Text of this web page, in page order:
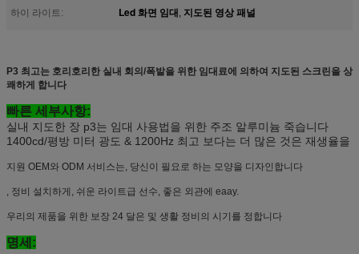
하이 라이트:
Led 화면 임대, 지도된 영상 패널
P3 최고는 호리호리한 실내 회의/폭발을 위한 임대료에 의하여 지도된 스크린을 상
쾌하게 합니다
빠른 세부사항:
실내 지도한 장 p3는 임대 사용법을 위한 주조 알루미늄 죽습니다
1400cd/평방 미터 광도 & 1200Hz 최고 보다는 더 많은 것은 재생율을
지원 OEM와 ODM 서비스는, 당신이 필요로 하는 모양을 디자인합니다
, 정비 설치하게, 쉬운 라이트급 선수, 좋은 외관에 eaay.
우리의 제품을 위한 보장 24 달은 및 생활 정비의 시기를 정합니다
명세: